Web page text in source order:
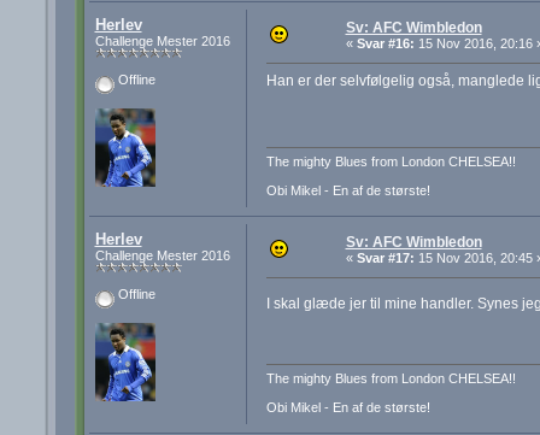
Herlev
Challenge Mester 2016
Offline
Sv: AFC Wimbledon
« Svar #16: 15 Nov 2016, 20:16
Han er der selvfølgelig også, manglede
The mighty Blues from London CHELSEA!!
Obi Mikel - En af de største!
Herlev
Challenge Mester 2016
Offline
Sv: AFC Wimbledon
« Svar #17: 15 Nov 2016, 20:45
I skal glæde jer til mine handler. Synes
The mighty Blues from London CHELSEA!!
Obi Mikel - En af de største!